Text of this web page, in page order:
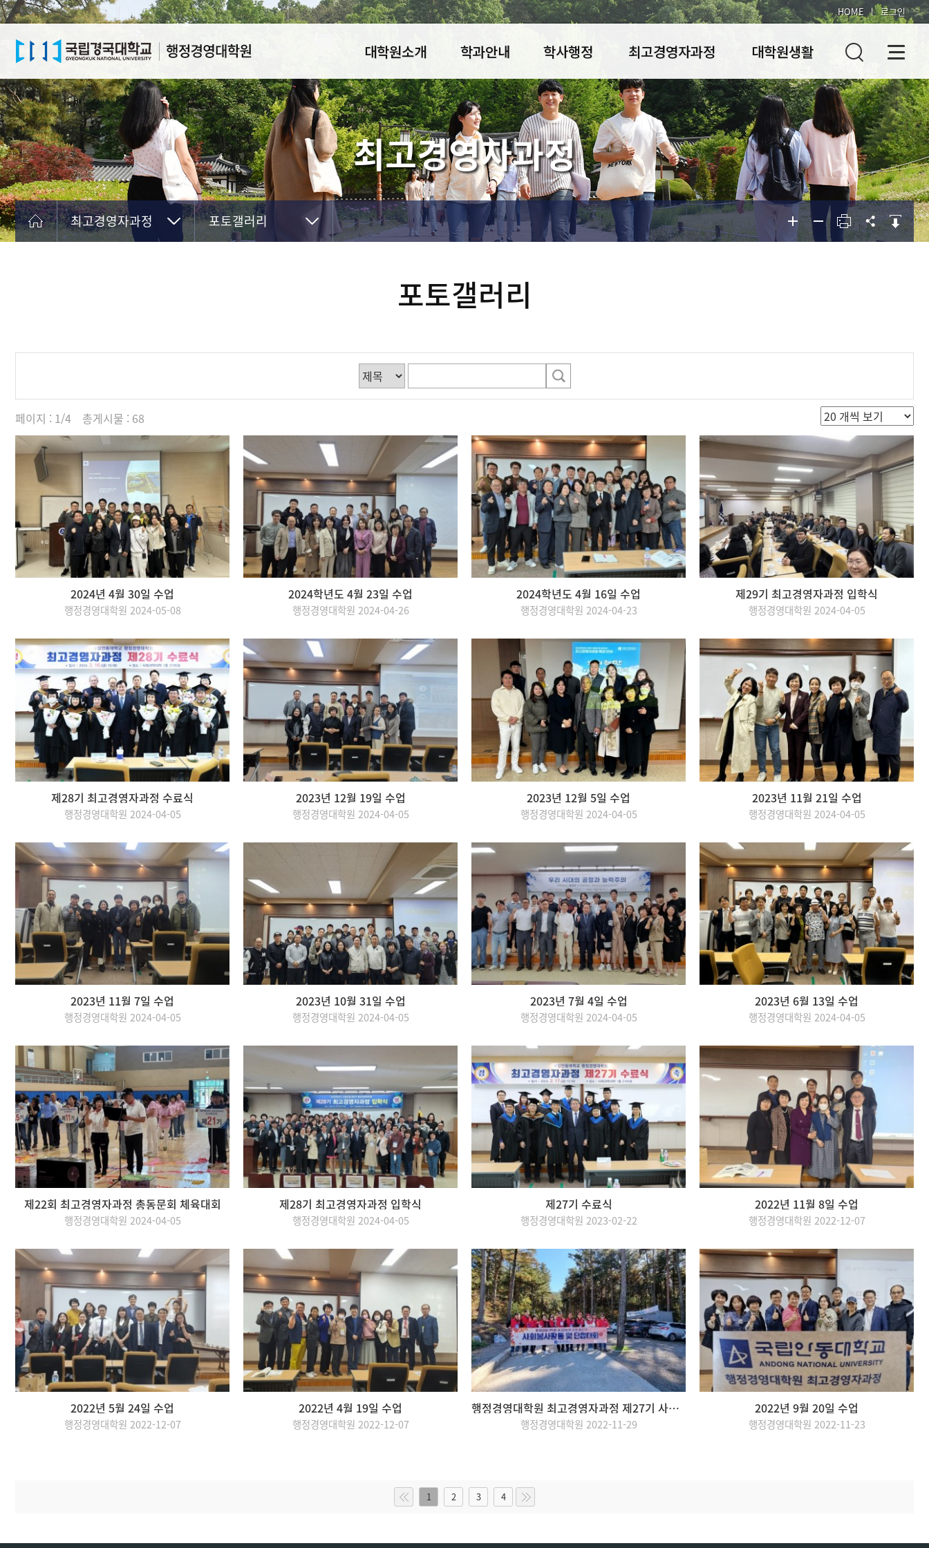
HOME 로그인
대학원소개
인사말
교육목표·비전
연혁
조직도
학과안내
법학과
자치행정학과
복지정책학과
경영학과
경제학과
문화관광학과
학사행정
입학안내
공지사항
학사정보
행정실
자료실
최고경영자과정
과정소개
입학안내
교육과정
총동문회
공지사항
포토갤러리
대학원생활
편의시설
동문게시판
편의시설
동문게시판
최고경영자과정
최고경영자과정
대학원생활
포토갤러리
공지사항
포토갤러리
페이지 : 1/4 총게시물 : 68
2024년 4월 30일 수업
행정경영대학원 2024-05-08
2024학년도 4월 23일 수업
행정경영대학원 2024-04-26
2024학년도 4월 16일 수업
행정경영대학원 2024-04-23
제29기 최고경영자과정 입학식
행정경영대학원 2024-04-05
제28기 최고경영자과정 수료식
행정경영대학원 2024-04-05
2023년 12월 19일 수업
행정경영대학원 2024-04-05
2023년 12월 5일 수업
행정경영대학원 2024-04-05
2023년 11월 21일 수업
행정경영대학원 2024-04-05
2023년 11월 7일 수업
행정경영대학원 2024-04-05
2023년 10월 31일 수업
행정경영대학원 2024-04-05
2023년 7월 4일 수업
행정경영대학원 2024-04-05
2023년 6월 13일 수업
행정경영대학원 2024-04-05
제22회 최고경영자과정 총동문회 체육대회
행정경영대학원 2024-04-05
제28기 최고경영자과정 입학식
행정경영대학원 2024-04-05
제27기 수료식
행정경영대학원 2023-02-22
2022년 11월 8일 수업
행정경영대학원 2022-12-07
2022년 5월 24일 수업
행정경영대학원 2022-12-07
2022년 4월 19일 수업
행정경영대학원 2022-12-07
행정경영대학원 최고경영자과정 제27기 사회봉사활동 및 단합대회
행정경영대학원 2022-11-29
2022년 9월 20일 수업
행정경영대학원 2022-11-23
1 2 3 4